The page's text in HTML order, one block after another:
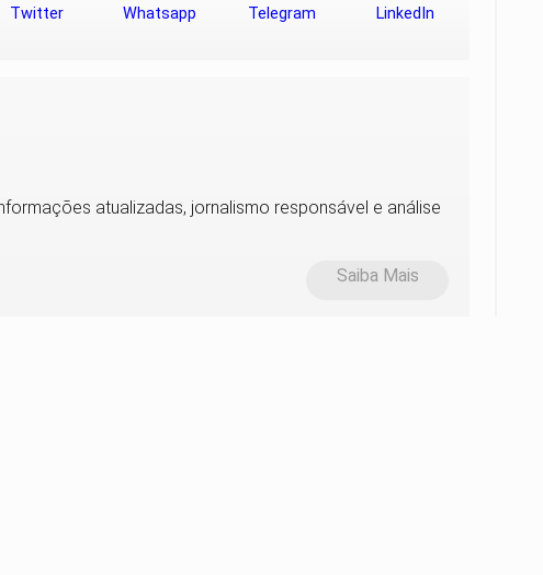
Twitter Whatsapp Telegram LinkedIn
atualizadas, jornalismo responsável e análise
Saiba Mais